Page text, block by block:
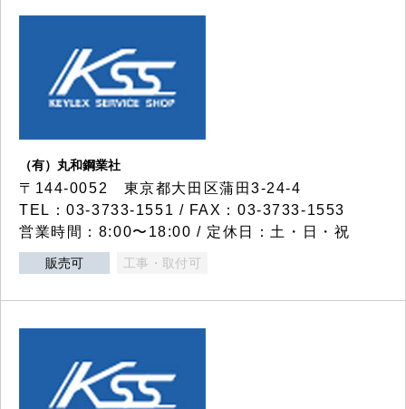
（有）丸和鋼業社
〒144-0052 東京都大田区蒲田3-24-4
TEL：03-3733-1551 / FAX：03-3733-1553
営業時間：8:00〜18:00 / 定休日：土・日・祝
販売可 工事・取付可